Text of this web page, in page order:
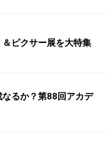
ピクサー展を大特集
るか？第88回アカデ